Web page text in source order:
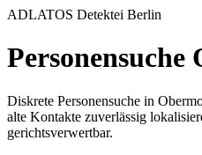
ADLATOS Detektei Berlin
Personensuche
Diskrete Personensuche in
alte Kontakte zuverlässig
gerichtsverwertbar.